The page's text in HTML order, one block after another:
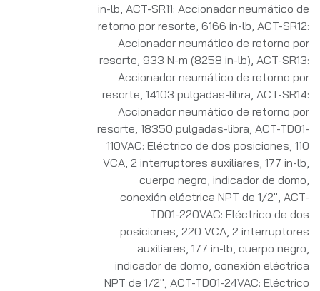
in-lb ACT-SR11: Accionador neumático de
retorno por resorte, 6166 in-lb ACT-SR12:
Accionador neumático de retorno por
resorte, 933 N-m (8258 in-lb) ACT-SR13:
Accionador neumático de retorno por
resorte, 14103 pulgadas-libra ACT-SR14:
Accionador neumático de retorno por
resorte, 18350 pulgadas-libra ACT-TD01-
110VAC: Eléctrico de dos posiciones, 110
VCA, 2 interruptores auxiliares, 177 in-lb,
cuerpo negro, indicador de domo,
conexión eléctrica NPT de 1/2" ACT-
TD01-220VAC: Eléctrico de dos
posiciones, 220 VCA, 2 interruptores
auxiliares, 177 in-lb, cuerpo negro,
indicador de domo, conexión eléctrica
NPT de 1/2" ACT-TD01-24VAC: Eléctrico